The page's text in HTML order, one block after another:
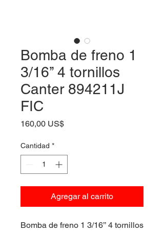
Bomba de freno 1
3/16’’ 4 tornillos
Canter 894211J
FIC
160,00 US$Precio
Cantidad *
Agregar al carrito
Bomba de freno 1 3/16’’ 4 tornillos